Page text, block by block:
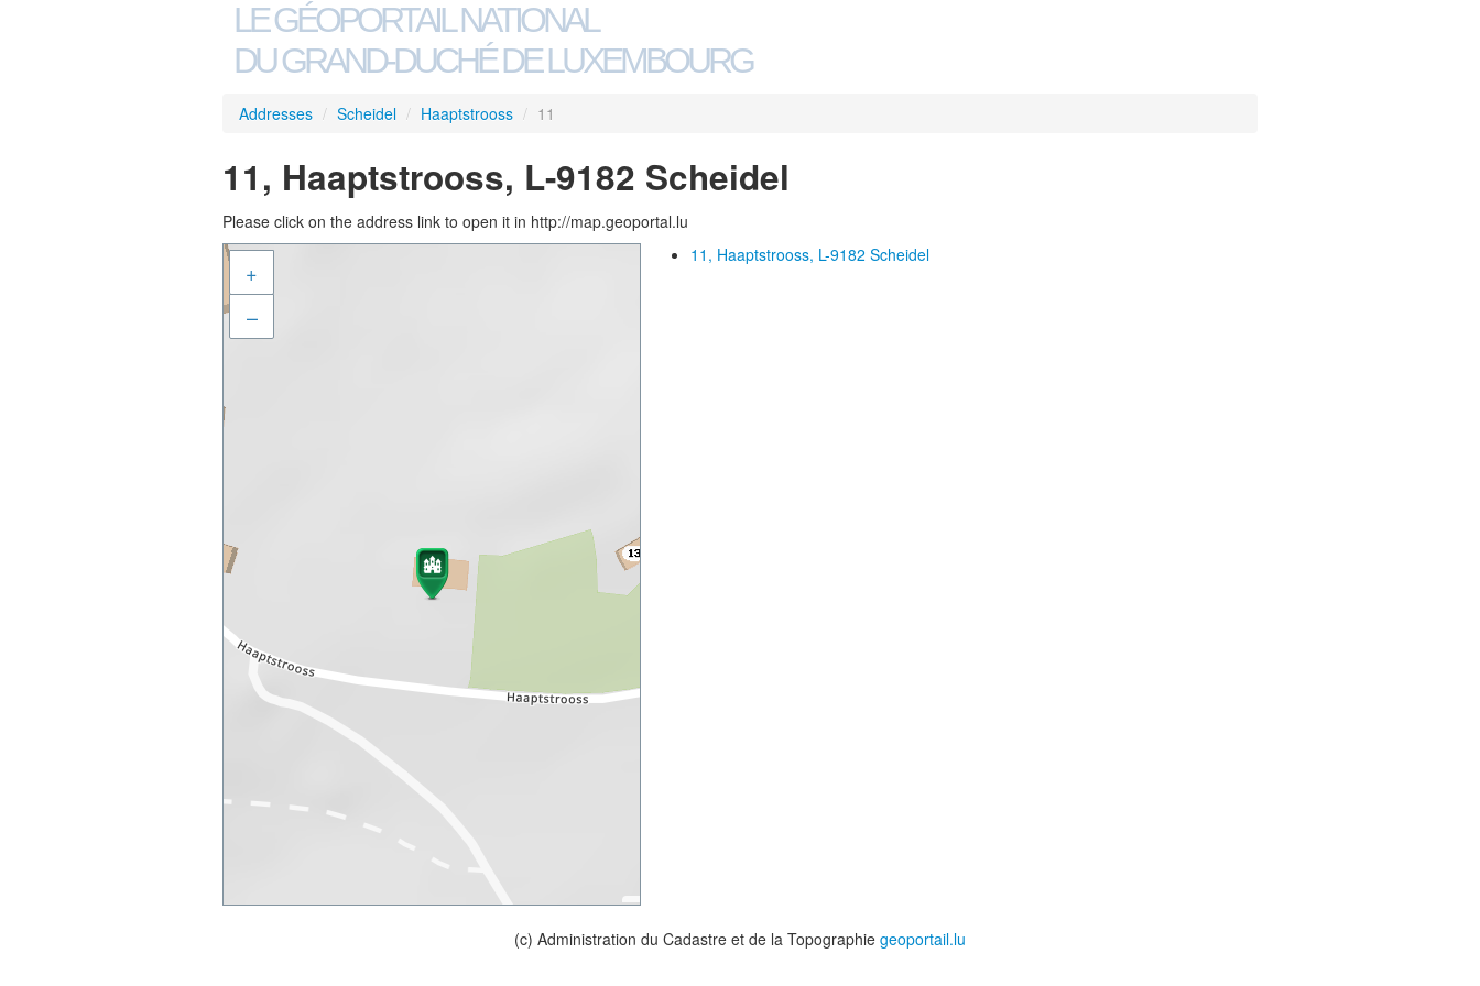
LE GÉOPORTAIL NATIONAL
DU GRAND-DUCHÉ DE LUXEMBOURG
Addresses / Scheidel / Haaptstrooss / 11
11, Haaptstrooss, L-9182 Scheidel
Please click on the address link to open it in http://map.geoportal.lu
+
–
11, Haaptstrooss, L-9182 Scheidel
(c) Administration du Cadastre et de la Topographie geoportail.lu